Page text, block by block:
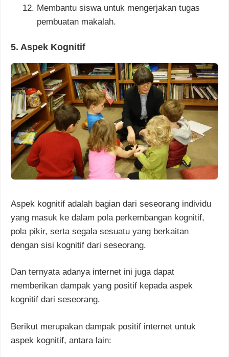
Membantu siswa untuk mengerjakan tugas
pembuatan makalah.
5. Aspek Kognitif
Aspek kognitif adalah bagian dari seseorang individu
yang masuk ke dalam pola perkembangan kognitif,
pola pikir, serta segala sesuatu yang berkaitan
dengan sisi kognitif dari seseorang.
Dan ternyata adanya internet ini juga dapat
memberikan dampak yang positif kepada aspek
kognitif dari seseorang.
Berikut merupakan dampak positif internet untuk
aspek kognitif, antara lain: